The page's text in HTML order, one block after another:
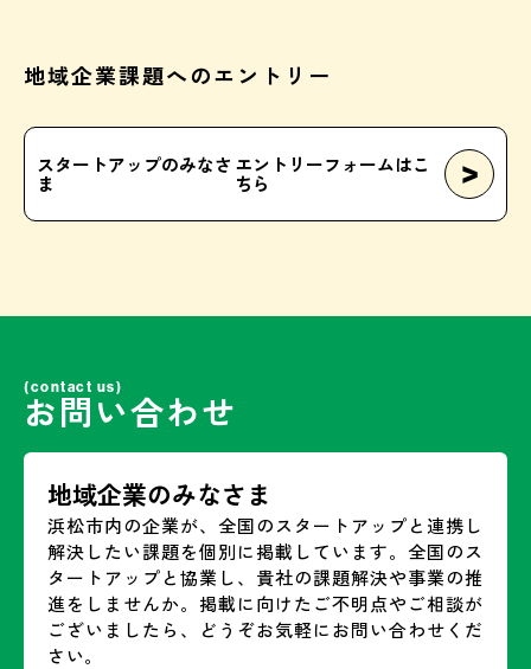
地域企業課題へのエントリー
スタートアップのみなさ
ま
エントリーフォームはこ
ちら >
(contact us)
お問い合わせ
地域企業のみなさま
浜松市内の企業が、全国のスタートアップと連携し
解決したい課題を個別に掲載しています。全国のス
タートアップと協業し、貴社の課題解決や事業の推
進をしませんか。掲載に向けたご不明点やご相談が
ございましたら、どうぞお気軽にお問い合わせくだ
さい。